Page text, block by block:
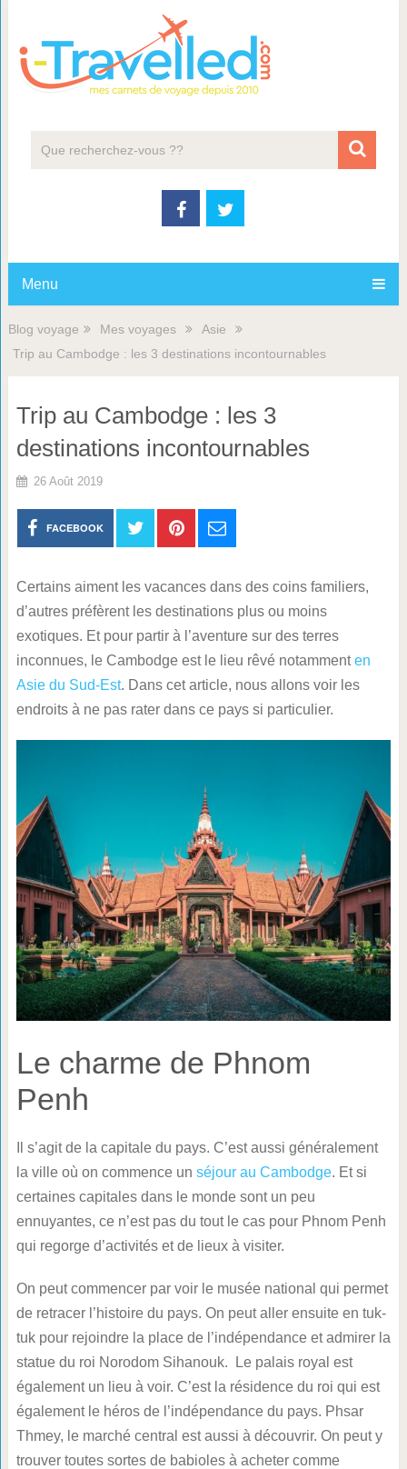
Menu
Blog voyage Mes voyages
Asie
Trip au Cambodge : les 3 destinations incontournables
Trip au Cambodge : les 3
destinations incontournables
26 Août 2019
FACEBOOK
Certains aiment les vacances dans des coins familiers,
d’autres préfèrent les destinations plus ou moins
exotiques. Et pour partir à l’aventure sur des terres
inconnues, le Cambodge est le lieu rêvé notammenten
Asie du Sud-Est. Dans cet article, nous allons voir les
endroits à ne pas rater dans ce pays si particulier.
Le charme de Phnom
Penh
Il s’agit de la capitale du pays. C’est aussi généralement
la ville où on commence un séjour au Cambodge. Et si
certaines capitales dans le monde sont un peu
ennuyantes, ce n’est pas du tout le cas pour Phnom Penh
qui regorge d’activités et de lieux à visiter.
On peut commencer par voir le musée national qui permet
de retracer l’histoire du pays. On peut aller ensuite en tuk-
tuk pour rejoindre la place de l’indépendance et admirer la
statue du roi Norodom Sihanouk. Le palais royal est
également un lieu à voir. C’est la résidence du roi qui est
également le héros de l’indépendance du pays. Phsar
Thmey, le marché central est aussi à découvrir. On peut y
trouver toutes sortes de babioles à acheter comme